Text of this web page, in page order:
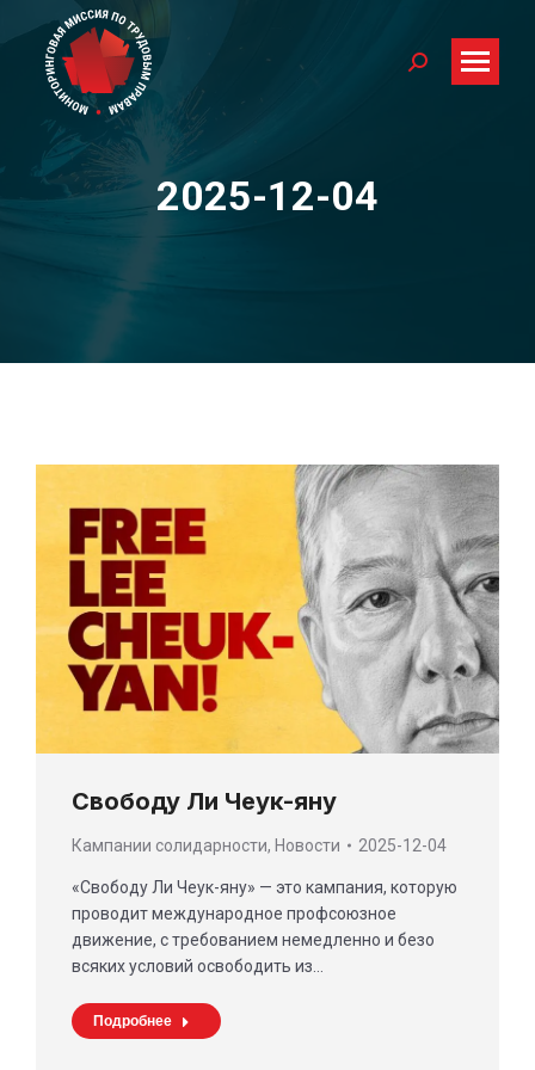
Search:
2025-12-04
You are here:
Свободу Ли Чеук-яну
Кампании солидарности, Новости 2025-12-04
«Свободу Ли Чеук-яну» — это кампания, которую
проводит международное профсоюзное
движение, с требованием немедленно и безо
всяких условий освободить из…
Подробнее